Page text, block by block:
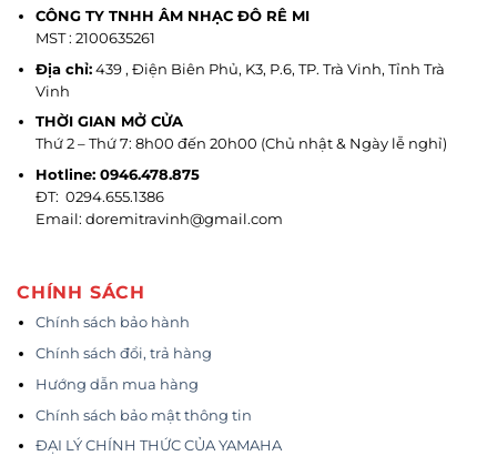
CÔNG TY TNHH ÂM NHẠC ĐÔ RÊ MI
MST : 2100635261
Địa chỉ:439 , Điện Biên Phủ, K3, P.6, TP. Trà Vinh, Tỉnh Trà
Vinh
THỜI GIAN MỞ CỬA
Thứ 2 – Thứ 7: 8h00 đến 20h00 (Chủ nhật & Ngày lễ nghỉ)
Hotline: 0946.478.875
ĐT: 0294.655.1386
Email: doremitravinh@gmail.com
CHÍNH SÁCH
Chính sách bảo hành
Chính sách đổi, trả hàng
Hướng dẫn mua hàng
Chính sách bảo mật thông tin
ĐẠI LÝ CHÍNH THỨC CỦA YAMAHA